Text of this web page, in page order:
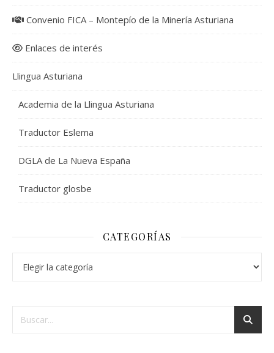
Convenio FICA – Montepío de la Minería Asturiana
Enlaces de interés
Llingua Asturiana
Academia de la Llingua Asturiana
Traductor Eslema
DGLA de La Nueva España
Traductor glosbe
CATEGORÍAS